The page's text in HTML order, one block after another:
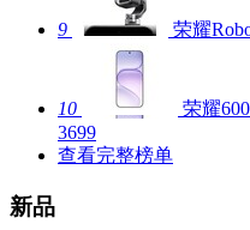
9 荣耀
10 荣耀
3699
查看完整榜单
新品